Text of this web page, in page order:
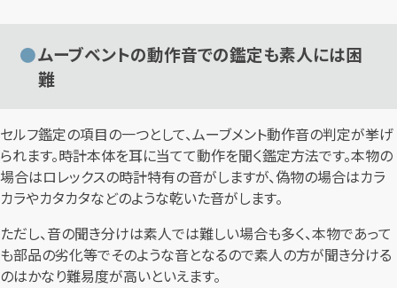
ムーブベントの動作音での鑑定も素人には困
難
セルフ鑑定の項目の一つとして、ムーブメント動作音の判定が挙げ
られます。時計本体を耳に当てて動作を聞く鑑定方法です。本物の
場合はロレックスの時計特有の音がしますが、偽物の場合はカラ
カラやカタカタなどのような乾いた音がします。
ただし、音の聞き分けは素人では難しい場合も多く、本物であって
も部品の劣化等でそのような音となるので素人の方が聞き分ける
のはかなり難易度が高いといえます。